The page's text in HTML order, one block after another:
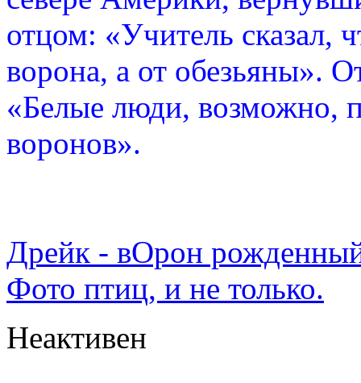
отцом: «Учитель сказал,
ворона, а от обезьяны».
«Белые люди, возможно,
воронов».
Дрейк - вОрон
Фото птиц, и не только.
Неактивен